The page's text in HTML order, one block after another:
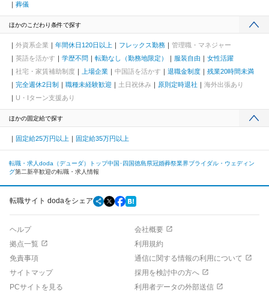
葬儀
ほかのこだわり条件で探す
外資系企業 年間休日120日以上 フレックス勤務
管理職・マネジャー
英語を活かす
学歴不問 転勤なし（勤務地限定） 服装自由
女性活躍
社宅・家賃補助制度
上場企業 中国語を活かす 退職金制度
残業20時間未満
完全週休2日制
職種未経験歓迎 土日祝休み 原則定時退社
海外出張あり
U・Iターン支援あり
ほかの固定給で探す
固定給25万円以上 固定給35万円以上
転職・求人doda（デューダ）トップ中国･四国徳島県冠婚葬祭業界ブライダル・ウェディン
グ第二新卒歓迎の転職・求人情報
転職サイト dodaをシェア
ヘルプ
会社概要
拠点一覧
利用規約
免責事項
通信に関する情報の利用について
サイトマップ
採用を検討中の方へ
PCサイトを見る
利用者データの外部送信